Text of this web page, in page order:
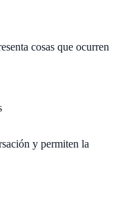
cosas que ocurren
y permiten la